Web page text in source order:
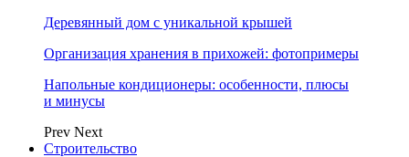
Деревянный дом с уникальной крышей
Организация хранения в прихожей: фотопримеры
Напольные кондиционеры: особенности, плюсы
и минусы
Prev Next
Строительство